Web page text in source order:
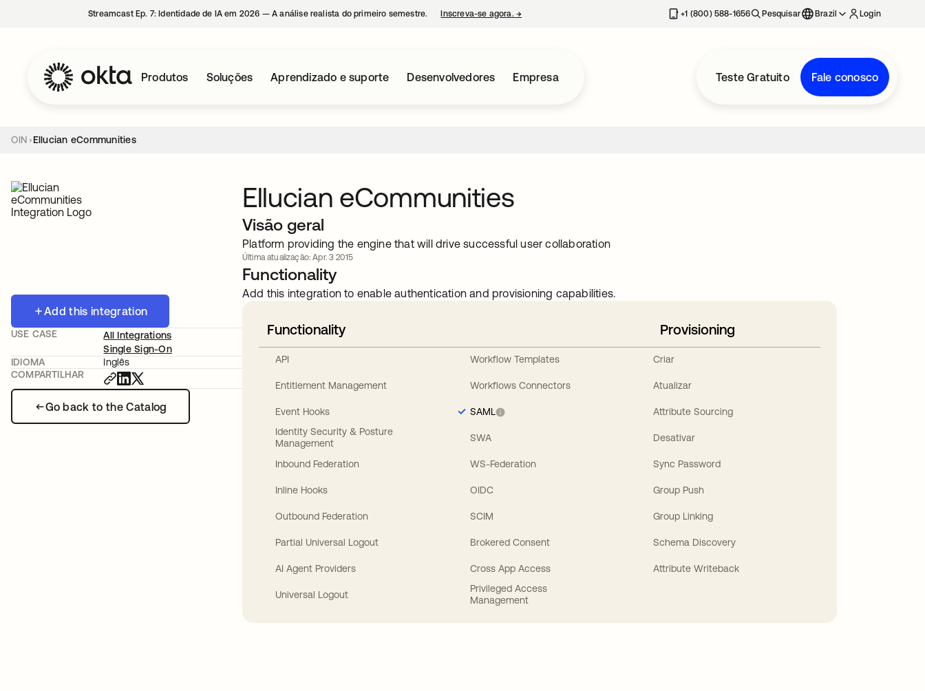
Streamcast Ep. 7: Identidade de IA em 2026 — A análise realista do primeiro semestre. Inscreva-se agora. → +1 (800) 588-1656 Pesquisar Brazil Login
Produtos Soluções Aprendizado e suporte Desenvolvedores Empresa Teste Gratuito Fale conosco
OIN Ellucian eCommunities
Add this integration
Go back to the Catalog
USE CASE
All Integrations
Single Sign-On
IDIOMA
Inglês
COMPARTILHAR
Ellucian eCommunities
Visão geral
Platform providing the engine that will drive successful user collaboration
Última atualização: Apr. 3 2015
Functionality
Add this integration to enable authentication and provisioning capabilities.
Functionality
API
Entitlement Management
Event Hooks
Identity Security & Posture
Management
Inbound Federation
Inline Hooks
Outbound Federation
Partial Universal Logout
AI Agent Providers
Universal Logout
Workflow Templates
Workflows Connectors
SAML
SWA
WS-Federation
OIDC
SCIM
Brokered Consent
Cross App Access
Privileged Access
Management
Provisioning
Criar
Atualizar
Attribute Sourcing
Desativar
Sync Password
Group Push
Group Linking
Schema Discovery
Attribute Writeback